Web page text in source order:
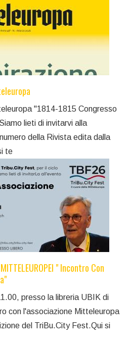
"1814-1815 Congresso
lieti di invitarvi alla
della Rivista edita dalla
te
" Incontro Con
presso la libreria UBIK di
con l'associazione Mitteleuropa
del TriBu.City Fest.Qui si